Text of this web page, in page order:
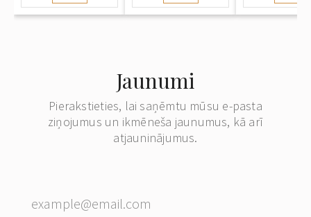
Jaunumi
Pierakstieties, lai saņēmtu mūsu e-pasta
ziņojumus un ikmēneša jaunumus, kā arī
atjauninājumus.